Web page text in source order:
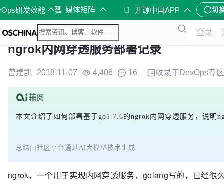
研发效能 媒体矩阵 开源中国APP 切
登录
ngrok内网穿透服务部署记录
曾建凯 2018-11-07 4,406 16 收录于 DevOps专区
本文介绍了如何部署基于go1.7.6的ngrok内网穿透服务，说明
总结由社区平台通过AI大模型技术生成
ngrok，一个用于实现内网穿透服务，golang写的，已经